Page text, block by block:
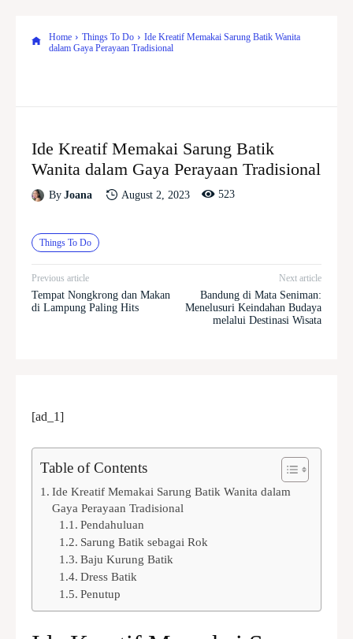
Home Things To Do
Ide Kreatif Memakai Sarung Batik Wanita
dalam Gaya Perayaan Tradisional
Ide Kreatif Memakai Sarung Batik
Wanita dalam Gaya Perayaan Tradisional
By Joana August 2, 2023 523
Things To Do
Previous article
Tempat Nongkrong dan Makan
di Lampung Paling Hits
Next article
Bandung di Mata Seniman:
Menelusuri Keindahan Budaya
melalui Destinasi Wisata
[ad_1]
Table of Contents
Ide Kreatif Memakai Sarung Batik Wanita dalam
Gaya Perayaan Tradisional
Pendahuluan
Sarung Batik sebagai Rok
Baju Kurung Batik
Dress Batik
Penutup